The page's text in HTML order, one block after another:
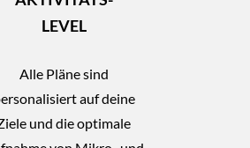
LEVEL
Alle Pläne sind
auf deine
und die optimale